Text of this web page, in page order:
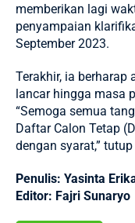
memberikan lagi
penyampaian
September 2023.
Terakhir, ia berharap
lancar hingga masa
“Semoga semua
Daftar Calon Tetap
dengan syarat,”
Penulis: Yasinta
Editor: Fajri Sunaryo